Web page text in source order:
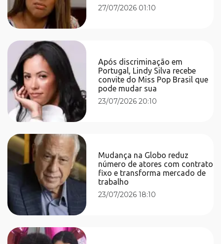
27/07/2026 01:10
Após discriminação em
Portugal, Lindy Silva recebe
convite do Miss Pop Brasil que
pode mudar sua
23/07/2026 20:10
Mudança na Globo reduz
número de atores com contrato
fixo e transforma mercado de
trabalho
23/07/2026 18:10